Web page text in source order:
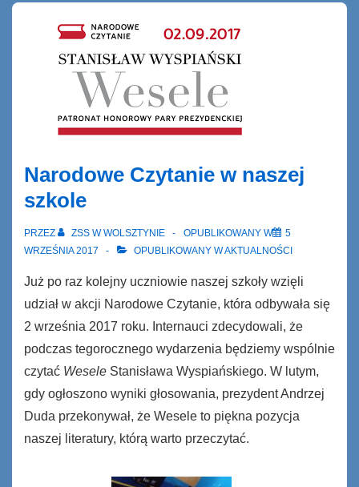
Narodowe Czytanie w naszej
szkole
PRZEZ ZSS W WOLSZTYNIE OPUBLIKOWANY W
5
WRZEŚNIA 2017
OPUBLIKOWANY WAKTUALNOŚCI
Już po raz kolejny uczniowie naszej szkoły wzięli
udział w akcji Narodowe Czytanie, która odbywała się
2 września 2017 roku. Internauci zdecydowali, że
podczas tegorocznego wydarzenia będziemy wspólnie
czytać Wesele Stanisława Wyspiańskiego. W lutym,
gdy ogłoszono wyniki głosowania, prezydent Andrzej
Duda przekonywał, że Wesele to piękna pozycja
naszej literatury, którą warto przeczytać.